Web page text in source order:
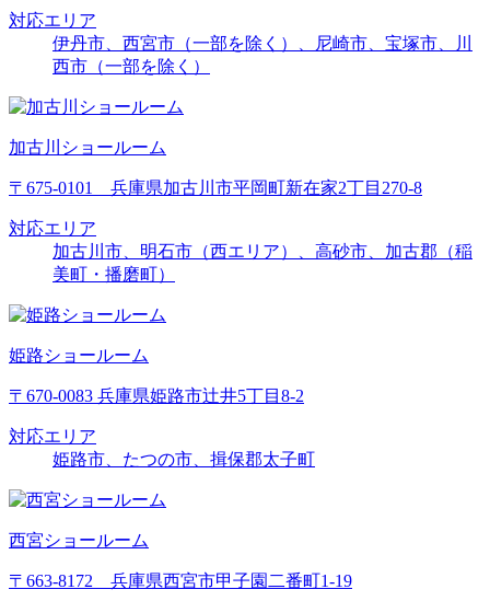
対応エリア
伊丹市、西宮市（一部を除く）、尼崎市、宝塚市、川
西市（一部を除く）
加古川ショールーム
〒675-0101 兵庫県加古川市平岡町新在家2丁目270-8
対応エリア
加古川市、明石市（西エリア）、高砂市、加古郡（稲
美町・播磨町）
姫路ショールーム
〒670-0083 兵庫県姫路市辻井5丁目8-2
対応エリア
姫路市、たつの市、揖保郡太子町
西宮ショールーム
〒663-8172 兵庫県西宮市甲子園二番町1-19